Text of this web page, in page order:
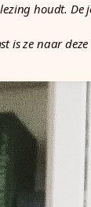
houdt.
is ze naar